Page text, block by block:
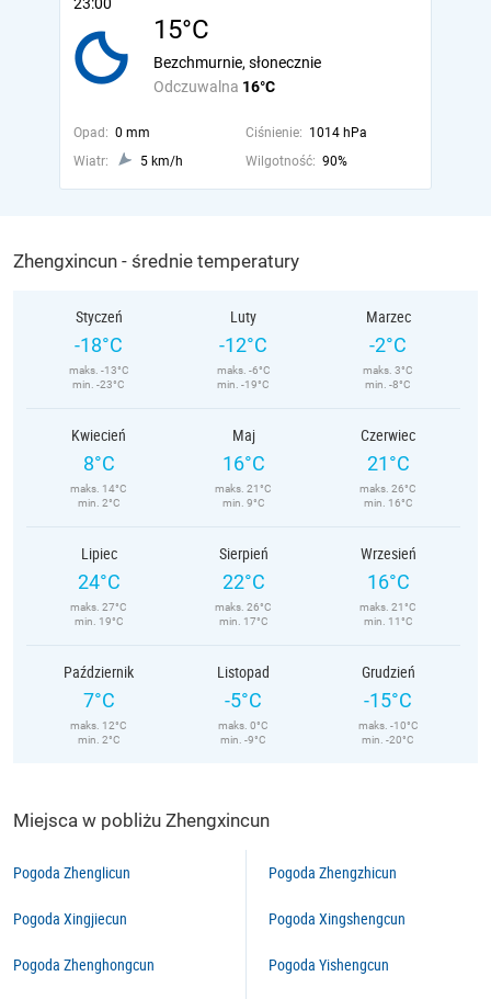
15°C
Odczuwalna 16°C
Bezchmurnie, słonecznie
Opad: 0 mm Ciśnienie: 1014 hPa
Wiatr:
5 km/h Wilgotność: 90%
Zhengxincun - średnie temperatury
Styczeń
-18°C
maks. -13°C
min. -23°C
Luty
-12°C
maks. -6°C
min. -19°C
Marzec
-2°C
maks. 3°C
min. -8°C
Kwiecień
8°C
maks. 14°C
min. 2°C
Maj
16°C
maks. 21°C
min. 9°C
Czerwiec
21°C
maks. 26°C
min. 16°C
Lipiec
24°C
maks. 27°C
min. 19°C
Sierpień
22°C
maks. 26°C
min. 17°C
Wrzesień
16°C
maks. 21°C
min. 11°C
Październik
7°C
maks. 12°C
min. 2°C
Listopad
-5°C
maks. 0°C
min. -9°C
Grudzień
-15°C
maks. -10°C
min. -20°C
Miejsca w pobliżu Zhengxincun
Pogoda Zhenglicun
Pogoda Xingjiecun
Pogoda Zhenghongcun
Pogoda Zhengzhicun
Pogoda Xingshengcun
Pogoda Yishengcun